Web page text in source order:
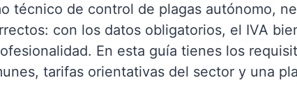
técnico de control de plagas autónomo,
con los datos obligatorios, el IVA
En esta guía tienes los
tarifas orientativas del sector y una